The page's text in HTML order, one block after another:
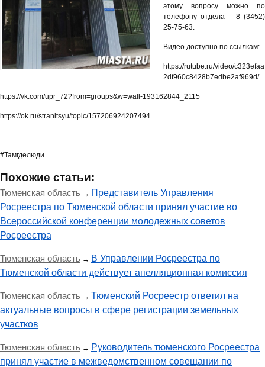
этому вопросу можно по
телефону отдела – 8 (3452)
25-75-63.
Видео доступно по ссылкам:
https://rutube.ru/video/c323efaa
2df960c8428b7edbe2af969d/
https://vk.com/upr_72?from=groups&w=wall-193162844_2115
https://ok.ru/stranitsyu/topic/157206924207494
#Тамгделюди
Похожие статьи:
Тюменская область → Представитель Управления
Росреестра по Тюменской области принял участие во
Всероссийской конференции молодежных советов
Росреестра
Тюменская область → В Управлении Росреестра по
Тюменской области действует апелляционная комиссия
Тюменская область → Тюменский Росреестр ответил на
актуальные вопросы в сфере регистрации земельных
участков
Тюменская область → Руководитель тюменского Росреестра
принял участие в межведомственном совещании по